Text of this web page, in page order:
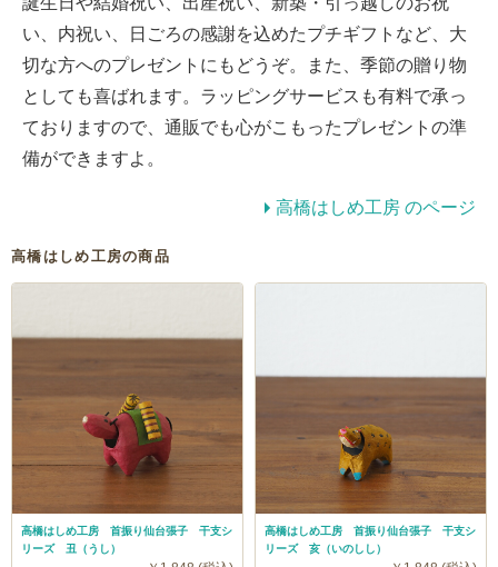
い、内祝い、日ごろの感謝を込めたプチギフトなど、大
切な方へのプレゼントにもどうぞ。また、季節の贈り物
としても喜ばれます。ラッピングサービスも有料で承っ
ておりますので、通販でも心がこもったプレゼントの準
備ができますよ。
高橋はしめ工房 のページ
高橋はしめ工房の商品
高橋はしめ工房 首振り仙台張子 干支シ
リーズ 丑（うし）
高橋はしめ工房 首振り仙台張子 干支シ
リーズ 亥（いのしし）